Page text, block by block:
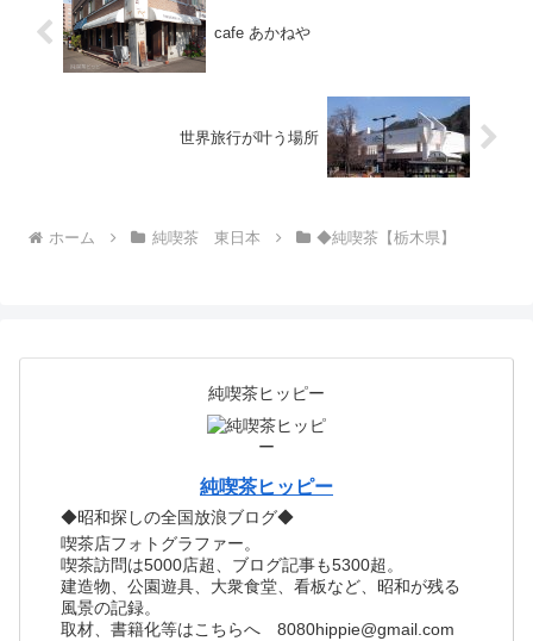
cafe あかねや
世界旅行が叶う場所
ホーム 純喫茶 東日本 ◆純喫茶【栃木県】
純喫茶ヒッピー
純喫茶ヒッピー
◆昭和探しの全国放浪ブログ◆
喫茶店フォトグラファー。
喫茶訪問は5000店超、ブログ記事も5300超。
建造物、公園遊具、大衆食堂、看板など、昭和が残る
風景の記録。
取材、書籍化等はこちらへ 8080hippie@gmail.com